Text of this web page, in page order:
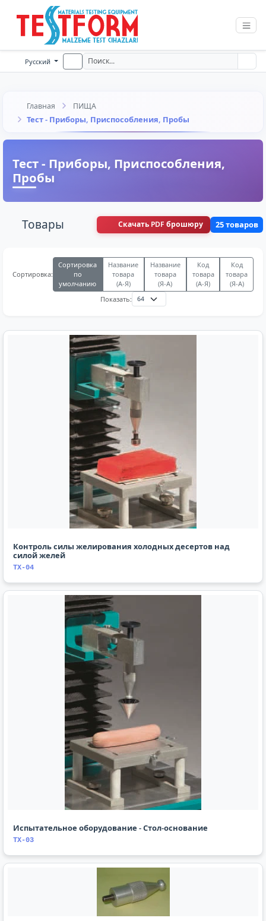
Русский
Главная ПИЩА
Тест - Приборы, Приспособления, Пробы
Тест - Приборы, Приспособления,
Пробы
Товары Скачать PDF брошюру 25 товаров
Сортировка:
Сортировка
по
умолчанию
Название
товара
(А-Я)
Название
товара
(Я-А)
Код
товара
(А-Я)
Код
товара
(Я-А)
Показать:
Контроль силы желирования холодных десертов над
силой желей
TX-04
Испытательное оборудование - Стол-основание
TX-03